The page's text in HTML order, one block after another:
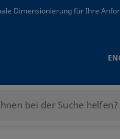
Dimensionierung für Ihre